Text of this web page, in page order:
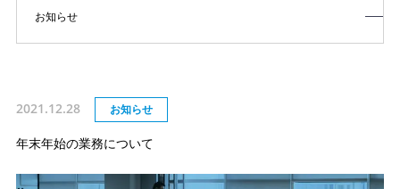
2021.12.28 お知らせ
年末年始の業務について
お知らせ